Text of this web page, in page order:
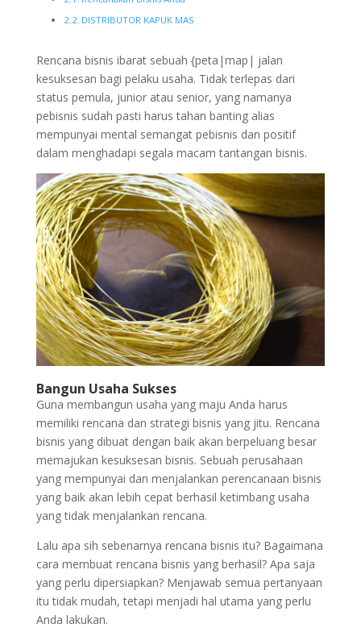
DISTRIBUTOR KAPUK MAS
Rencana bisnis ibarat sebuah {peta|map| jalan
kesuksesan bagi pelaku usaha. Tidak terlepas dari
status pemula, junior atau senior, yang namanya
pebisnis sudah pasti harus tahan banting alias
mempunyai mental semangat pebisnis dan positif
dalam menghadapi segala macam tantangan bisnis.
Bangun Usaha Sukses
Guna membangun usaha yang maju Anda harus
memiliki rencana dan strategi bisnis yang jitu. Rencana
bisnis yang dibuat dengan baik akan berpeluang besar
memajukan kesuksesan bisnis. Sebuah perusahaan
yang mempunyai dan menjalankan perencanaan bisnis
yang baik akan lebih cepat berhasil ketimbang usaha
yang tidak menjalankan rencana.
Lalu apa sih sebenarnya rencana bisnis itu? Bagaimana
cara membuat rencana bisnis yang berhasil? Apa saja
yang perlu dipersiapkan? Menjawab semua pertanyaan
itu tidak mudah, tetapi menjadi hal utama yang perlu
Anda lakukan.